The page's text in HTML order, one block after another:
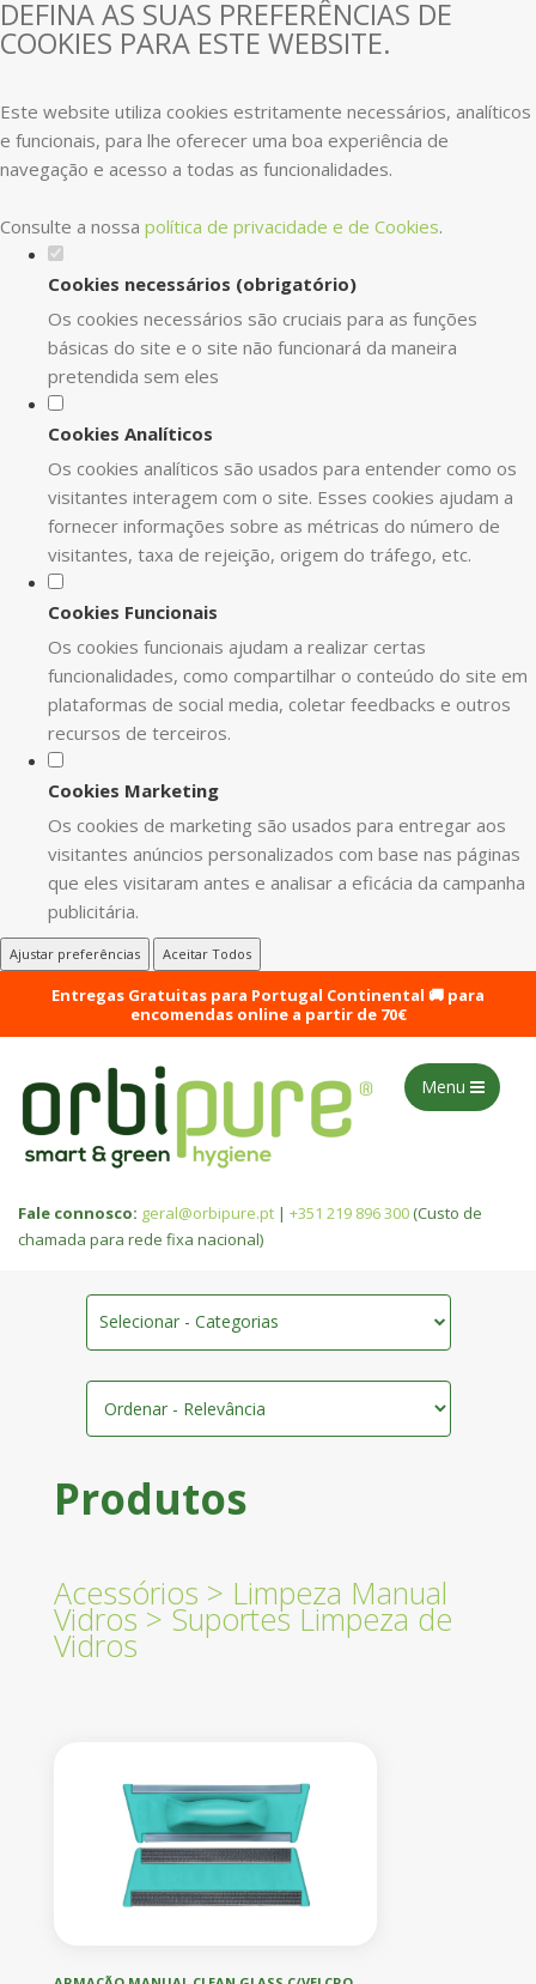
DEFINA AS SUAS PREFERÊNCIAS DE
COOKIES PARA ESTE WEBSITE.
Este website utiliza cookies estritamente necessários, analíticos
e funcionais, para lhe oferecer uma boa experiência de
navegação e acesso a todas as funcionalidades.
Consulte a nossa política de privacidade e de Cookies.
Cookies necessários (obrigatório)
Os cookies necessários são cruciais para as funções
básicas do site e o site não funcionará da maneira
pretendida sem eles
Cookies Analíticos
Os cookies analíticos são usados para entender como os
visitantes interagem com o site. Esses cookies ajudam a
fornecer informações sobre as métricas do número de
visitantes, taxa de rejeição, origem do tráfego, etc.
Cookies Funcionais
Os cookies funcionais ajudam a realizar certas
funcionalidades, como compartilhar o conteúdo do site em
plataformas de social media, coletar feedbacks e outros
recursos de terceiros.
Cookies Marketing
Os cookies de marketing são usados para entregar aos
visitantes anúncios personalizados com base nas páginas
que eles visitaram antes e analisar a eficácia da campanha
publicitária.
Ajustar preferências Aceitar Todos
Entregas Gratuitas para Portugal Continental 🚚 para
encomendas online a partir de 70€
Menu
Fale connosco: geral@orbipure.pt | +351 219 896 300 (Custo de
chamada para rede fixa nacional)
Selecionar - Categorias
Produtos
Acessórios > Limpeza Manual
Vidros> Suportes Limpeza de
Vidros